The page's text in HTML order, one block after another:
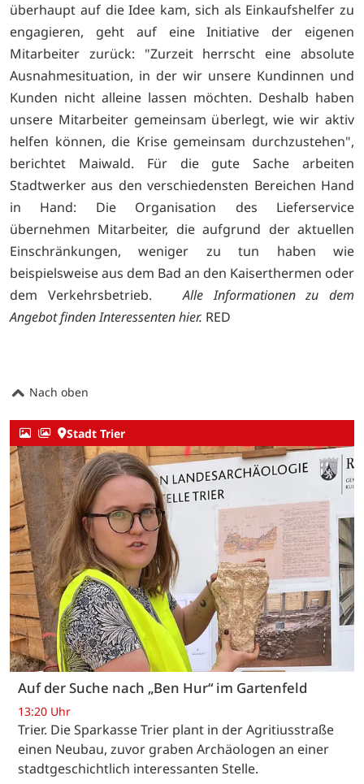
überhaupt auf die Idee kam, sich als Einkaufshelfer zu
engagieren, geht auf eine Initiative der eigenen
Mitarbeiter zurück: "Zurzeit herrscht eine absolute
Ausnahmesituation, in der wir unsere Kundinnen und
Kunden nicht alleine lassen möchten. Deshalb haben
unsere Mitarbeiter gemeinsam überlegt, wie wir aktiv
helfen können, die Krise gemeinsam durchzustehen",
berichtet Maiwald. Für die gute Sache arbeiten
Stadtwerker aus den verschiedensten Bereichen Hand
in Hand: Die Organisation des Lieferservice
übernehmen Mitarbeiter, die aufgrund der aktuellen
Einschränkungen, weniger zu tun haben wie
beispielsweise aus dem Bad an den Kaiserthermen oder
dem Verkehrsbetrieb.Alle Informationen zu dem
Angebot finden Interessentenhier. RED
Nach oben
Stadt Trier
Auf der Suche nach „Ben Hur“ im Gartenfeld
13:20 Uhr
Trier. Die Sparkasse Trier plant in der Agritiusstraße
einen Neubau, zuvor graben Archäologen an einer
stadtgeschichtlich interessanten Stelle.